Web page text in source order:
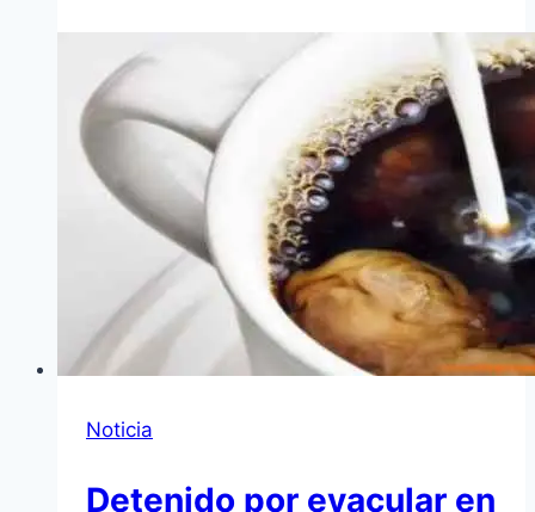
Noticia
Detenido por eyacular en